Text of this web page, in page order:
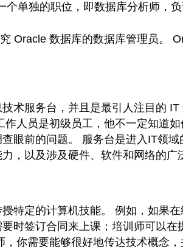
个单独的职位，即数据库分析师，
Oracle 数据库的数据库管理员。
术服务台，并且是最引人注目的
作人员是初级员工，他不一定知道
眼前的问题。 服务台是进入IT领
，以及涉及硬件、软件和网络的广
特定的计算机技能。 例如，如果
时签订合同来上课；培训师可以
你需要能够很好地传达技术概念，